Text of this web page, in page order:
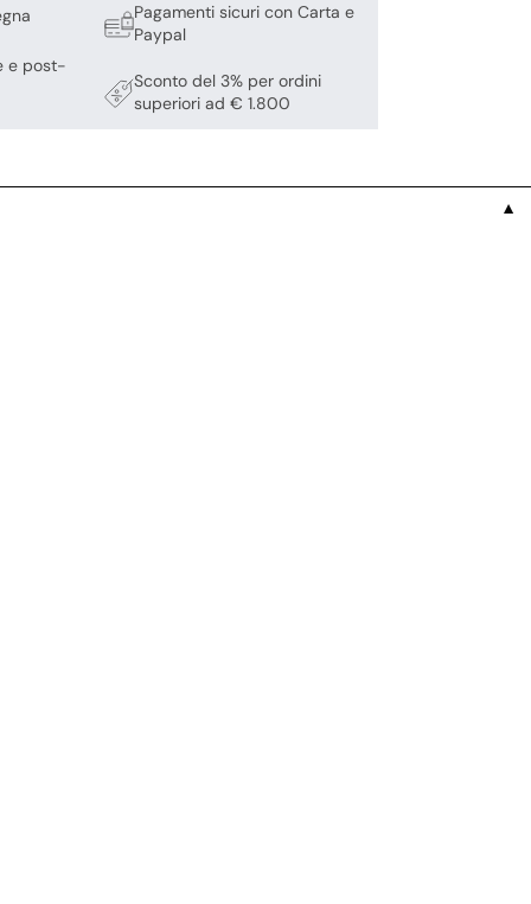
e post-
Pagamenti sicuri con Carta e
Paypal
Sconto del 3% per ordini
superiori ad € 1.800
▼